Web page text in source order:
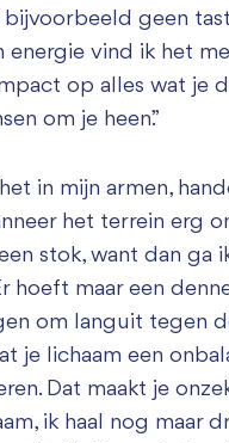
geen
energie vind ik het
op alles wat je
om je heen.”
in mijn armen,
het terrein erg
stok, want dan ga
hoeft maar een
om languit tegen
je lichaam een
Dat maakt je
ik haal nog maar